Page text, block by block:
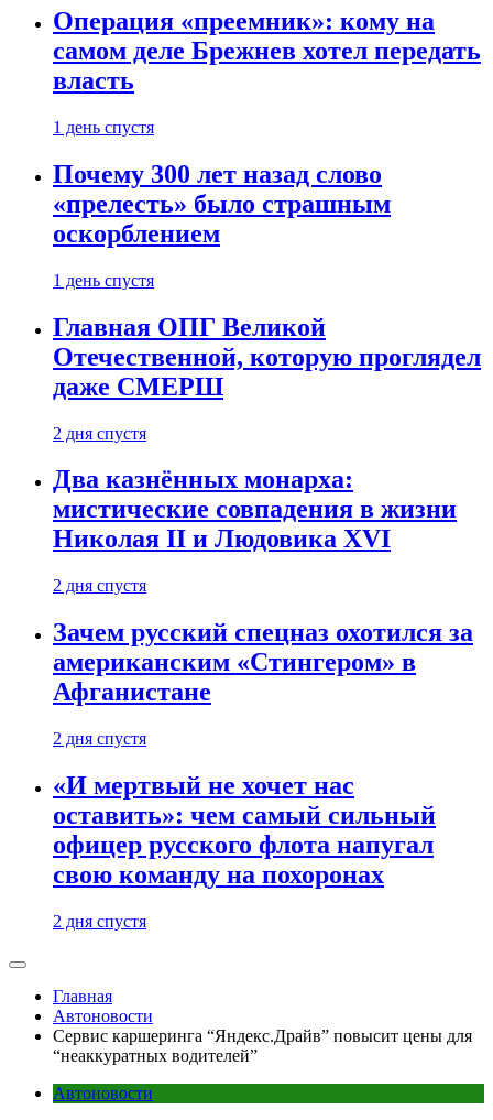
Операция «преемник»: кому на
самом деле Брежнев хотел передать
власть
1 день спустя
Почему 300 лет назад слово
«прелесть» было страшным
оскорблением
1 день спустя
Главная ОПГ Великой
Отечественной, которую проглядел
даже СМЕРШ
2 дня спустя
Два казнённых монарха:
мистические совпадения в жизни
Николая II и Людовика XVI
2 дня спустя
Зачем русский спецназ охотился за
американским «Стингером» в
Афганистане
2 дня спустя
«И мертвый не хочет нас
оставить»: чем самый сильный
офицер русского флота напугал
свою команду на похоронах
2 дня спустя
Главная
Автоновости
Сервис каршеринга “Яндекс.Драйв” повысит цены для
“неаккуратных водителей”
Автоновости